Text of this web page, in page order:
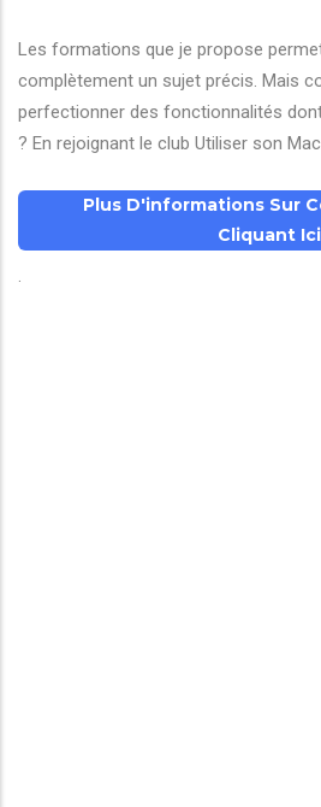
Les formations que je propose
complètement un sujet précis. Mais
perfectionner des fonctionnalités
? En rejoignant le club Utiliser son
Plus D'informations Sur
Cliquant Ici
.